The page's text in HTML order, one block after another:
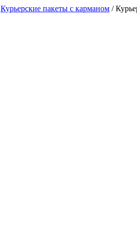
Курьерские пакеты с карманом /